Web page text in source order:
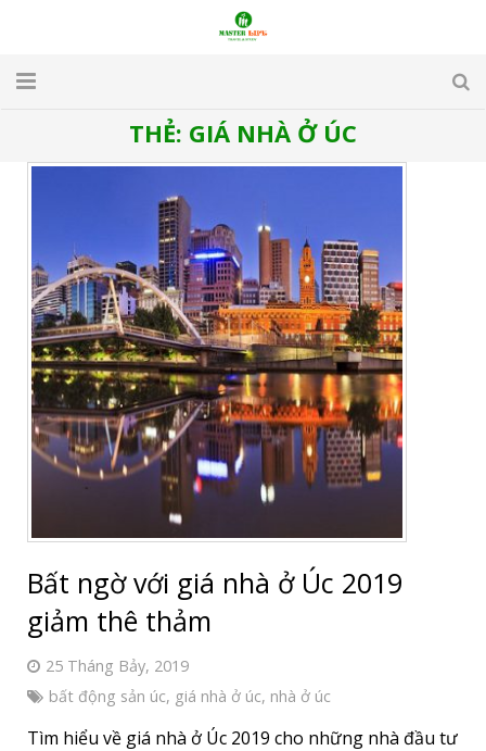
DU HỌC
VISA
APARTMENT & HOTEL
TUYỂN DỤNG
LIÊN HỆ
THẺ: GIÁ NHÀ Ở ÚC
Bất ngờ với giá nhà ở Úc 2019
giảm thê thảm
25 Tháng Bảy, 2019
bất động sản úc, giá nhà ở úc, nhà ở úc
Tìm hiểu về giá nhà ở Úc 2019 cho những nhà đầu tư